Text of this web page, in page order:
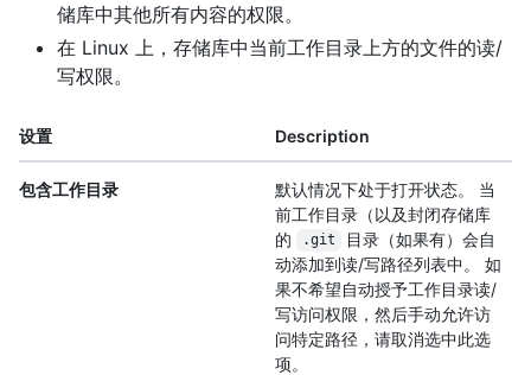
储库中其他所有内容的权限。
在 Linux 上，存储库中当前工作目录上方的文件的读/
写权限。
设置 Description
包含工作目录
默认情况下处于打开状态。 当
前工作目录（以及封闭存储库
的
.git
目录（如果有）会自
动添加到读/写路径列表中。 如
果不希望自动授予工作目录读/
写访问权限，然后手动允许访
问特定路径，请取消选中此选
项。